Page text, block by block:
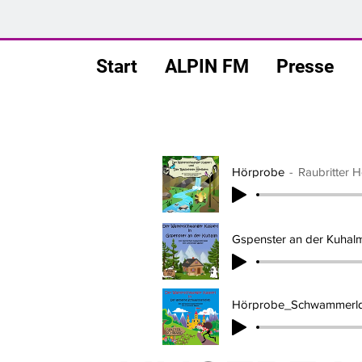
Start ALPIN FM Presse
Hörprobe Raubritter
Gspenster an der